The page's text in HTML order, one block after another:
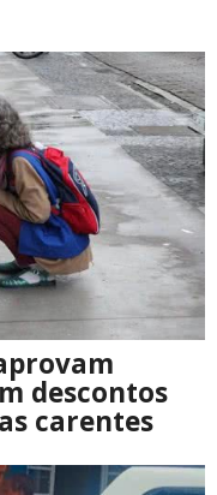
descontos
carentes